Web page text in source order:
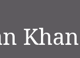
Khan